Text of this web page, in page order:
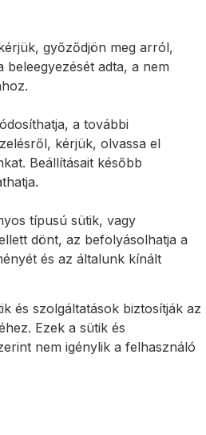
győződjön meg arról,
beleegyezését adta, a nem
a további
kérjük, olvassa el
Beállításait később
típusú sütik, vagy
dönt, az befolyásolhatja a
és az általunk kínált
és szolgáltatások biztosítják az
Ezek a sütik és
nem igénylik a felhasználó